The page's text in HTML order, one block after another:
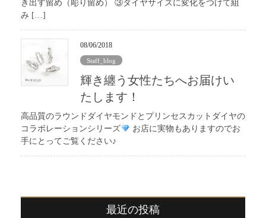
き出す留め（彫り留め） ③ダイヤサイズに変化をつけて組
み […]
08/06/2018
Staff_blog
輝き纏う女性たちへお届けい
たします！
高品質のラウンドダイヤモンドとプリンセスカットダイヤの
コラボレーションシリーズ
お店に実物もありますのでお
手にとってご覧ください♪
最近の投稿